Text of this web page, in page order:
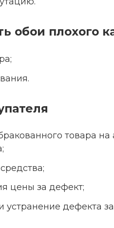
обои плохого
товара
цены за дефект;
устранение дефекта